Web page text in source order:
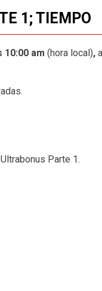
1; TIEMPO
10:00 am (hora local),
Parte 1.